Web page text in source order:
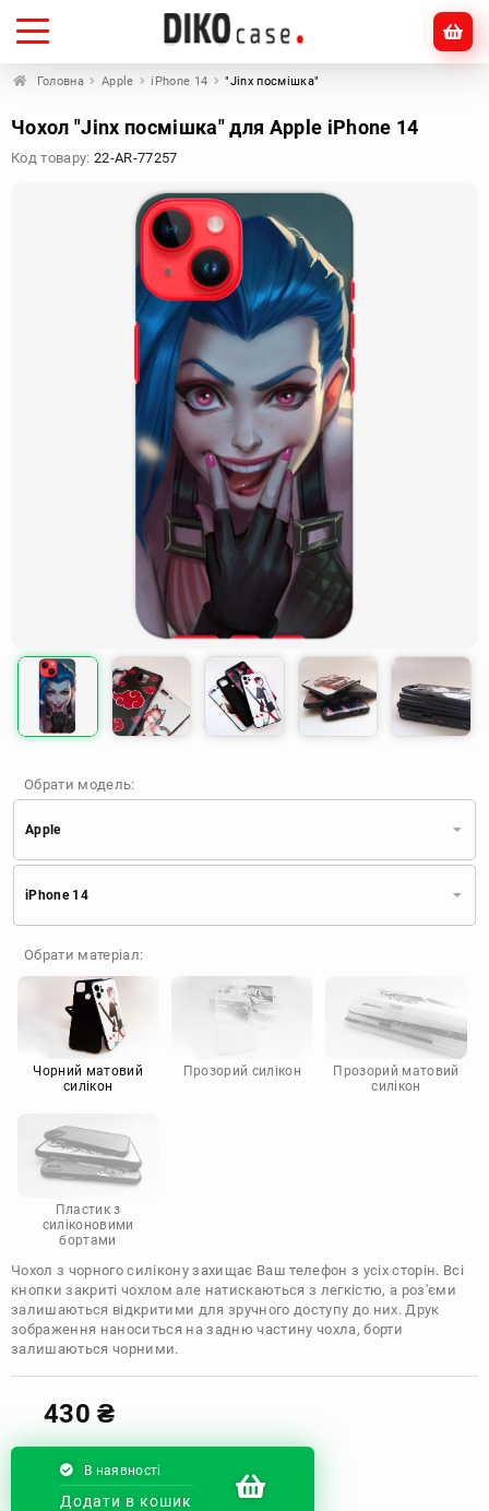
Головна Apple iPhone 14 "Jinx посмішка"
Чохол "Jinx посмішка" для Apple iPhone 14
Код товару: 22-AR-77257
Обрати модель:
Apple
Apple
Huawei
TECNO
Google
Doogee
Infinix
Sony
Motorola
iPhone 14
Обрати матеріал:
Чорний матовий
силікон
Прозорий силікон
Прозорий матовий
силікон
Пластик з
силіконовими
бортами
Чохол з чорного силікону захищає Ваш телефон з усіх сторін. Всі
кнопки закриті чохлом але натискаються з легкістю, а роз'єми
залишаються відкритими для зручного доступу до них. Друк
зображення наноситься на задню частину чохла, борти
залишаються чорними.
430₴
В наявності
Додати в кошик